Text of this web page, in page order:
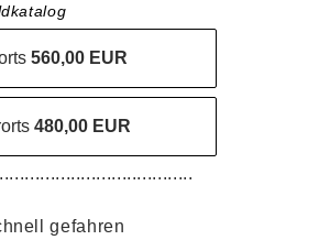
560,00 EUR
480,00 EUR
gefahren